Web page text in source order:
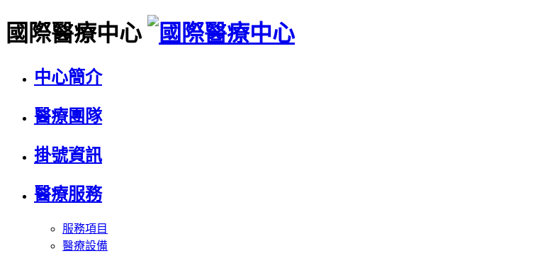
國際醫療中心
中心簡介
醫療團隊
掛號資訊
醫療服務
服務項目
醫療設備